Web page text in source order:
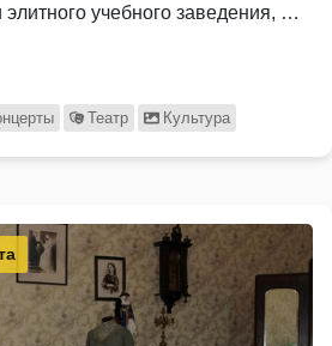
учебного заведения, …
Театр Культура